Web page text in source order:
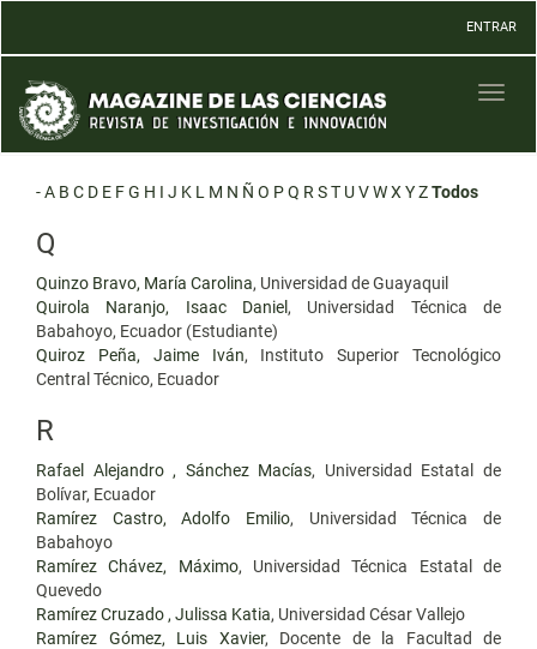
Contenido
principal
Barra
lateral
ENTRAR
-A B C D E FG H I J K L M N Ñ O PQ R ST UVWX YZTodos
Q
Quinzo Bravo, María Carolina, Universidad de Guayaquil
Quirola Naranjo, Isaac Daniel , Universidad Técnica de
Babahoyo, Ecuador (Estudiante)
Quiroz Peña, Jaime Iván, Instituto Superior Tecnológico
Central Técnico, Ecuador
R
Rafael Alejandro , Sánchez Macías, Universidad Estatal de
Bolívar, Ecuador
Ramírez Castro, Adolfo Emilio, Universidad Técnica de
Babahoyo
Ramírez Chávez, Máximo, Universidad Técnica Estatal de
Quevedo
Ramírez Cruzado , Julissa Katia, Universidad César Vallejo
Ramírez Gómez, Luis Xavier, Docente de la Facultad de